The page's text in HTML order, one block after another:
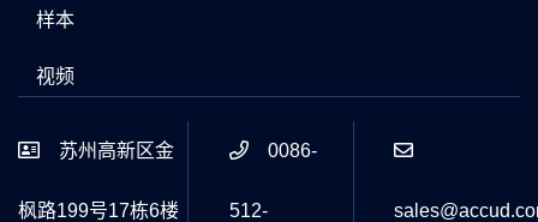
样本
视频
苏州高新区金
枫路199号17栋6楼
0086-
512-